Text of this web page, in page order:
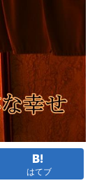
はてブ